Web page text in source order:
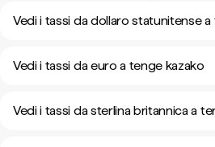
Vedi i tassi da dollaro statunitense
Vedi i tassi da euro a tenge kazako
Vedi i tassi da sterlina britannica a